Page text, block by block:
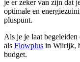
je er zeker van zijn dat
optimale en
pluspunt.
Als je je laat begeleiden
als Flowplus in Wilrijk,
budget.